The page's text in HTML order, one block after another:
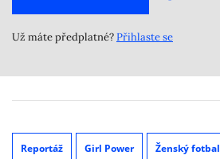
Už máte předplatné?Přihlaste se
Reportáž Girl Power Ženský fotbal